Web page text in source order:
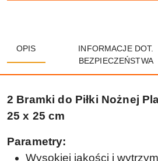
OPIS
INFORMACJE DOT.
BEZPIECZEŃSTWA
2 Bramki do Piłki Nożnej
25 x 25 cm
Parametry:
Wysokiej jakości i